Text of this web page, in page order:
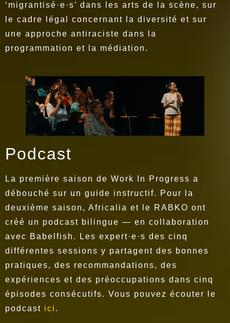
‘migrantisé·e·s’ dans les arts de la scène, sur
le cadre légal concernant la diversité et sur
une approche antiraciste dans la
programmation et la médiation.
Podcast
La première saison de Work In Progress a
débouché sur un guide instructif. Pour la
deuxième saison, Africalia et le RABKO ont
créé un podcast bilingue — en collaboration
avec Babelfish. Les expert·e·s des cinq
différentes sessions y partagent des bonnes
pratiques, des recommandations, des
expériences et des préoccupations dans cinq
épisodes consécutifs. Vous pouvez écouter le
podcast ici .